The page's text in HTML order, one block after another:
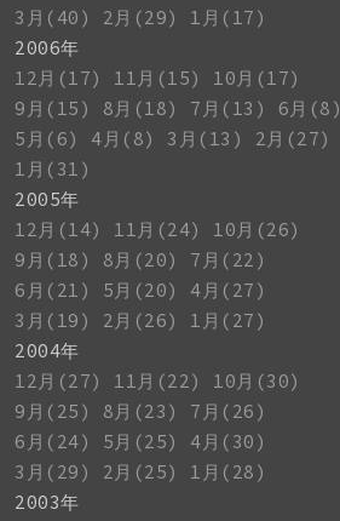
3月(40)
2月(29)
1月(17)
2006年
12月(17)
11月(15)
10月(17)
9月(15)
8月(18) 7月(13)
6月(8)
5月(6)
4月(8) 3月(13)
2月(27)
1月(31)
2005年
12月(14)
11月(24)
10月(26)
9月(18)
8月(20)
7月(22)
6月(21)
5月(20)
4月(27)
3月(19)
2月(26)
1月(27)
2004年
12月(27)
11月(22)
10月(30)
9月(25)
8月(23)
7月(26)
6月(24)
5月(25)
4月(30)
3月(29)
2月(25)
1月(28)
2003年